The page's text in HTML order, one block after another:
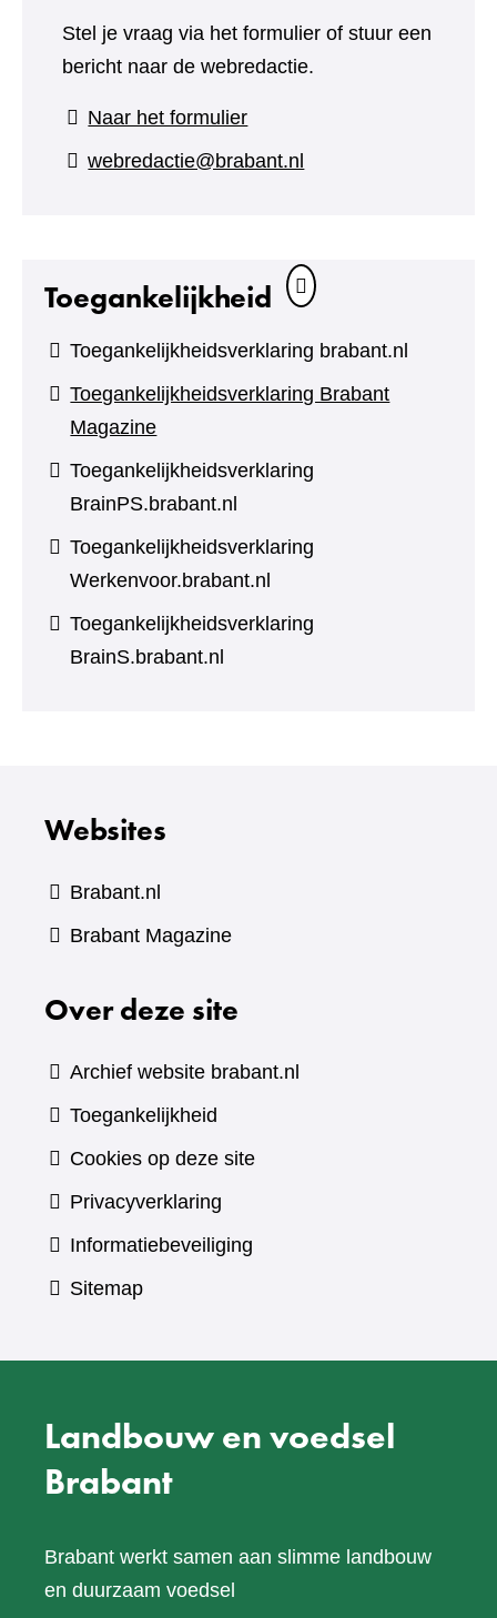
Stel je vraag via het formulier of stuur een
bericht naar de webredactie.
Naar het formulier(verwijst
naar
webredactie@brabant.nl
Toegankelijkheid
Toegankelijkheidsverklaring brabant.nl
Toegankelijkheidsverklaring Brabant
Magazine
Toegankelijkheidsverklaring
BrainPS.brabant.nl
Toegankelijkheidsverklaring
Werkenvoor.brabant.nl
Toegankelijkheidsverklaring
BrainS.brabant.nl
Websites
Brabant.nl
Brabant Magazine(verwijst
een
website)
Over deze site
Archief website brabant.nl
Toegankelijkheid
Cookies op deze site
Privacyverklaring
Informatiebeveiliging
Sitemap
Landbouw en voedsel
Brabant
Brabant werkt samen aan slimme landbouw
en duurzaam voedsel